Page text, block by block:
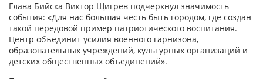
Глава Бийска Виктор Щигрев подчеркнул значимость
события: «Для нас большая честь быть городом, где создан
такой передовой пример патриотического воспитания.
Центр объединит усилия военного гарнизона,
образовательных учреждений, культурных организаций и
детских общественных объединений».